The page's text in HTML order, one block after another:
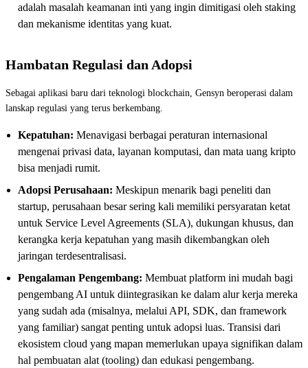
adalah masalah keamanan inti yang ingin dimitigasi oleh staking
dan mekanisme identitas yang kuat.
Hambatan Regulasi dan Adopsi
Sebagai aplikasi baru dari teknologi blockchain, Gensyn beroperasi dalam
lanskap regulasi yang terus berkembang.
Kepatuhan: Menavigasi berbagai peraturan internasional
mengenai privasi data, layanan komputasi, dan mata uang kripto
bisa menjadi rumit.
Adopsi Perusahaan: Meskipun menarik bagi peneliti dan
startup, perusahaan besar sering kali memiliki persyaratan ketat
untuk Service Level Agreements (SLA), dukungan khusus, dan
kerangka kerja kepatuhan yang masih dikembangkan oleh
jaringan terdesentralisasi.
Pengalaman Pengembang: Membuat platform ini mudah bagi
pengembang AI untuk diintegrasikan ke dalam alur kerja mereka
yang sudah ada (misalnya, melalui API, SDK, dan framework
yang familiar) sangat penting untuk adopsi luas. Transisi dari
ekosistem cloud yang mapan memerlukan upaya signifikan dalam
hal pembuatan alat (tooling) dan edukasi pengembang.